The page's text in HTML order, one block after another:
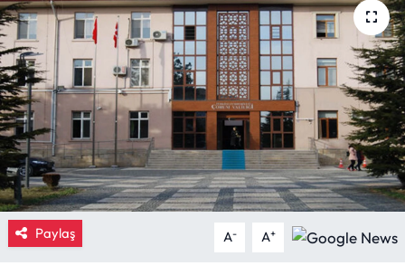
Paylaş A- A+
Dodurga Haberleri
Eğitim
Ekonomi
Güncel
İskilip Haberleri
Haber Arşivi